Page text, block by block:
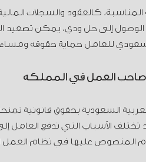
المناسبة، كالعقود والسجلات
إلى حل ودي، يمكن تصعيد
للعامل حماية حقوقه
العمل في المملكة
السعودية بحقوق قانونية
تختلف الأسباب التي تدفع
المنصوص عليها في نظام العمل